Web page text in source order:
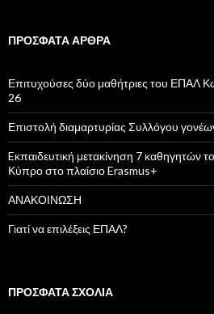
ή
σ
η
γ
ι
α
:
ΠΡΌΣΦΑΤΑ ΆΡΘΡΑ
Επιτυχούσες δύο μαθήτριες του ΕΠΑΛ
26
Επιστολή διαμαρτυρίας Συλλόγου
Eκπαιδευτική μετακίνηση 7
Κύπρο στο πλαίσιο Erasmus+
ΑΝΑΚΟΙΝΩΣΗ
Γιατί να επιλέξεις ΕΠΑΛ?
ΠΡΌΣΦΑΤΑ ΣΧΌΛΙΑ